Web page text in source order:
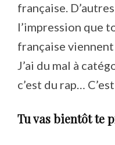
française.
l’impression que
française viennent
J’ai du mal à
c’est du rap…
Tu vas bientôt te